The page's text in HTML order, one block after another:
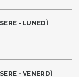
- LUNEDÌ
- VENERDÌ